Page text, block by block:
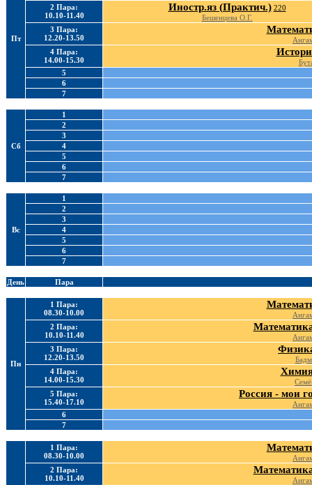
Пт
2 Пара:
10.10-11.40
Иностр.яз (Практич.) 220
Бешенцева О.Г.
3 Пара:
12.20-13.50
4 Пара:
14.00-15.30
5
6
7
Сб
1
2
3
4
5
6
7
Вс
1
2
3
4
5
6
7
День Пара
Пн
1 Пара:
08.30-10.00
2 Пара:
10.10-11.40
3 Пара:
12.20-13.50
4 Пара:
14.00-15.30
5 Пара:
15.40-17.10
Россия - мои
6
7
1 Пара:
08.30-10.00
2 Пара:
10.10-11.40